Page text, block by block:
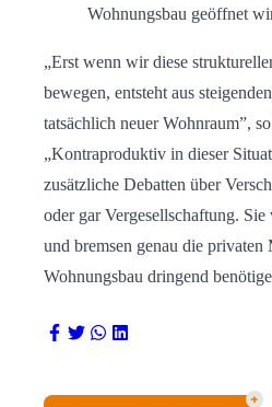
Wohnungsbau geöffnet
„Erst wenn wir diese
bewegen, entsteht aus
tatsächlich neuer Wohnraum”,
„Kontraproduktiv in dieser
zusätzliche Debatten über
oder gar Vergesellschaftung.
und bremsen genau die
Wohnungsbau dringend